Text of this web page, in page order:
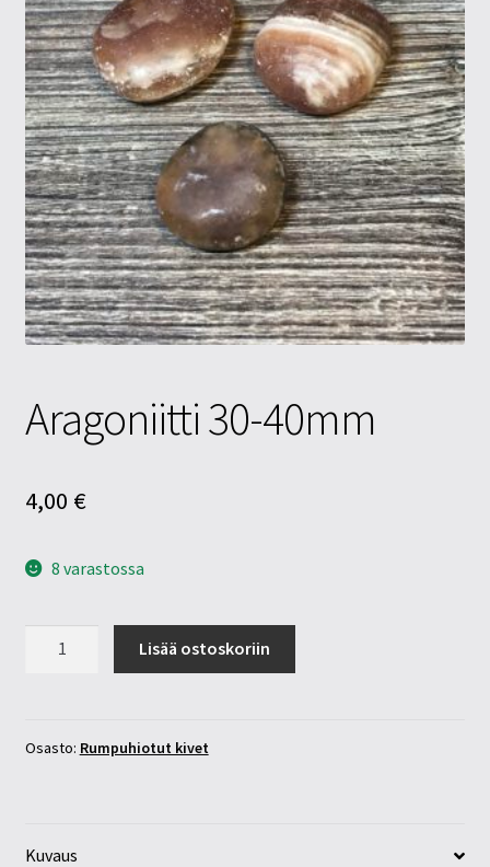
Tietosuojaseloste
Tuotteet
Yritysinfo
Aragoniitti 30-40mm
4,00 €
8 varastossa
Lisää ostoskoriin
Osasto: Rumpuhiotut kivet
Kuvaus